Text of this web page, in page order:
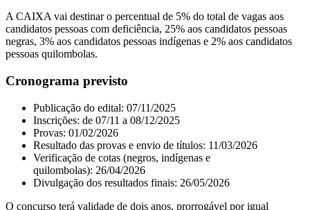
A CAIXA vai destinar o percentual de 5% do total de vagas aos
candidatos pessoas com deficiência, 25% aos candidatos pessoas
negras, 3% aos candidatos pessoas indígenas e 2% aos candidatos
pessoas quilombolas.
Cronograma previsto
Publicação do edital: 07/11/2025
Inscrições: de 07/11 a 08/12/2025
Provas: 01/02/2026
Resultado das provas e envio de títulos: 11/03/2026
Verificação de cotas (negros, indígenas e
quilombolas): 26/04/2026
Divulgação dos resultados finais: 26/05/2026
O concurso terá validade de dois anos, prorrogável por igual